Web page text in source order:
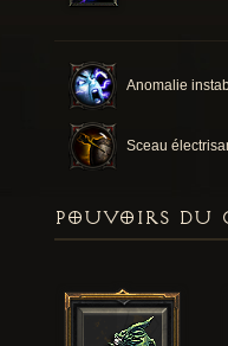
Anomalie
Sceau
POUVOIRS DU